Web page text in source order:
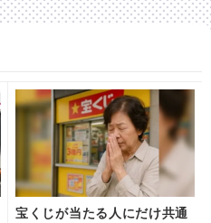
宝くじが当たる人にだけ共通